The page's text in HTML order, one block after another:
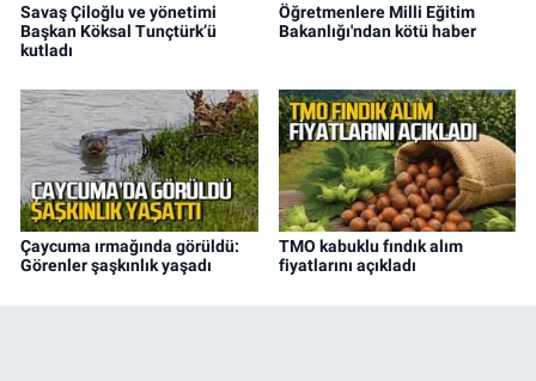
Savaş Çiloğlu ve yönetimi
Başkan Köksal Tunçtürk’ü
kutladı
Öğretmenlere Milli Eğitim
Bakanlığı'ndan kötü haber
Çaycuma ırmağında görüldü:
Görenler şaşkınlık yaşadı
TMO kabuklu fındık alım
fiyatlarını açıkladı